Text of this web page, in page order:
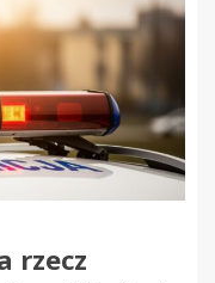
rzecz